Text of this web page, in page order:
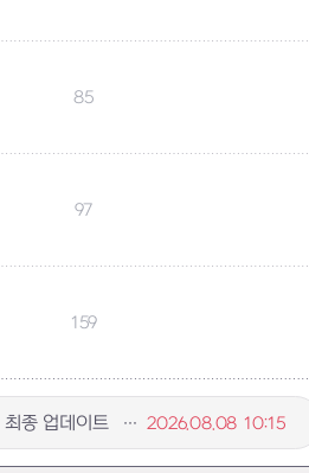
85
97
159
최종 업데이트 2026.08.08 10:15